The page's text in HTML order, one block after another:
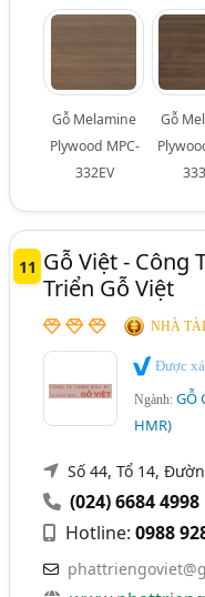
Gỗ Melamine
Plywood MPC-
332EV
Gỗ
11 Gỗ Việt - Công
Triển Gỗ Việt
NHÀ
Được
Ngành:GỖ
HMR)
Số 44, Tổ 14,
(024) 6684 4998
Hotline:0988